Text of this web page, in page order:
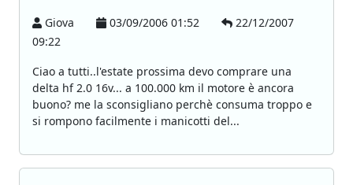
Giova 03/09/2006 01:52
22/12/2007
09:22
Ciao a tutti..l'estate prossima devo comprare una
delta hf 2.0 16v... a 100.000 km il motore è ancora
buono? me la sconsigliano perchè consuma troppo e
si rompono facilmente i manicotti del...